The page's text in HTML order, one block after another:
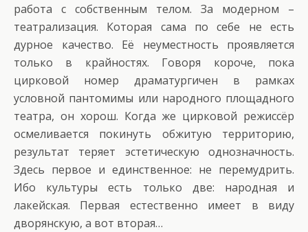
работа с собственным телом. За модерном –
театрализация. Которая сама по себе не есть
дурное качество. Её неуместность проявляется
только в крайностях. Говоря короче, пока
цирковой номер драматургичен в рамках
условной пантомимы или народного площадного
театра, он хорош. Когда же цирковой режиссёр
осмеливается покинуть обжитую территорию,
результат теряет эстетическую однозначность.
Здесь первое и единственное: не перемудрить.
Ибо культуры есть только две: народная и
лакейская. Первая естественно имеет в виду
дворянскую, а вот вторая…